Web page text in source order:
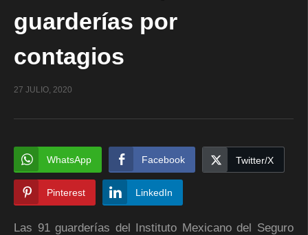
guarderías por
contagios
27 JULIO, 2020
WhatsApp Facebook Twitter/X
Pinterest LinkedIn
Las 91 guarderías del Instituto Mexicano del Seguro